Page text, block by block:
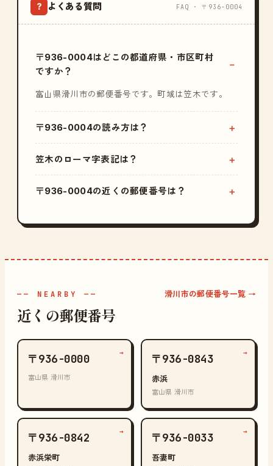
? よくある質問 FAQ · 〒936-0004
〒936-0004はどこの都道府県・市区町村
ですか？
富山県滑川市の郵便番号です。町域は笠木です。
〒936-0004の読み方は？
笠木のローマ字表記は？
〒936-0004の近くの郵便番号は？
—— NEARBY ——
近くの郵便番号
滑川市の郵便番号一覧 →
〒936-0000
富山県 滑川市
→ 〒936-0843
赤浜
富山県 滑川市
→
〒936-0842
赤浜栄町
→ 〒936-0033
吾妻町
→